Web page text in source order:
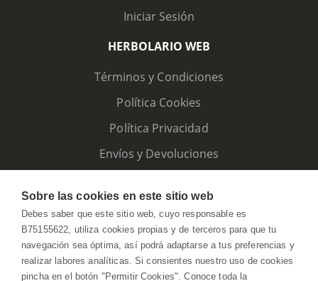
Iniciar Sesión
HERBOLARIO WEB
Términos y Condiciones
Política Cookies
Política Privacidad
Envíos y Devoluciones
Sobre las cookies en este sitio web
Debes saber que este sitio web, cuyo responsable es
B75155622, utiliza cookies propias y de terceros para que tu
navegación sea óptima, así podrá adaptarse a tus preferencias y
realizar labores analíticas. Si consientes nuestro uso de cookies
pincha en el botón "Permitir Cookies". Conoce toda la